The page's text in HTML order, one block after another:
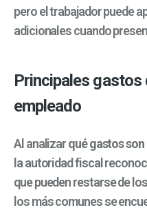
pero el trabajador puede
adicionales cuando
Principales
empleado
Al analizarqué gastos
la autoridad fiscal
que pueden restarse de
los más comunes se